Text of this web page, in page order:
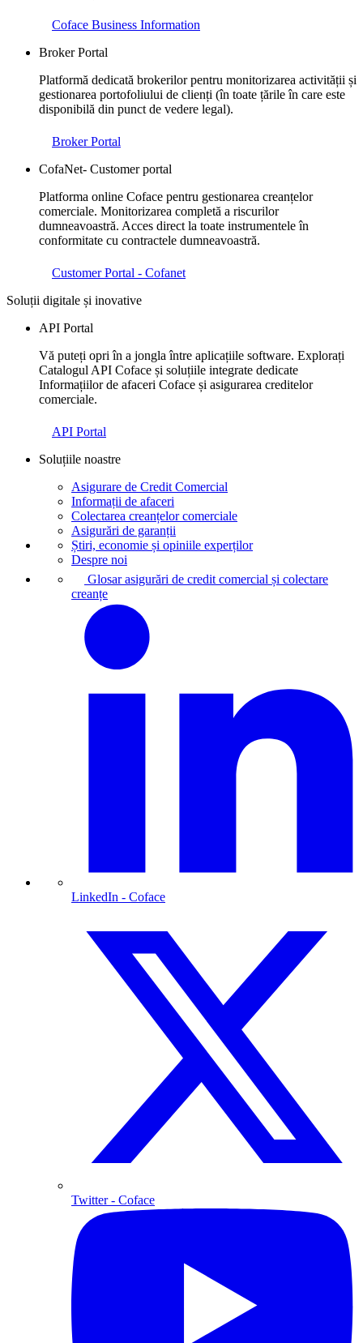
Coface Business Information
Broker Portal
Platformă dedicată brokerilor pentru monitorizarea activității și
gestionarea portofoliului de clienți (în toate țările în care este
disponibilă din punct de vedere legal).
Broker Portal
CofaNet- Customer portal
Platforma online Coface pentru gestionarea creanțelor
comerciale. Monitorizarea completă a riscurilor
dumneavoastră. Acces direct la toate instrumentele în
conformitate cu contractele dumneavoastră.
Customer Portal - Cofanet
Soluții digitale și inovative
API Portal
Vă puteți opri în a jongla între aplicațiile software. Explorați
Catalogul API Coface și soluțiile integrate dedicate
Informațiilor de afaceri Coface și asigurarea creditelor
comerciale.
API Portal
Soluțiile noastre
Asigurare de Credit Comercial
Informații de afaceri
Colectarea creanțelor comerciale
Asigurări de garanții
Știri, economie și opiniile experților
Despre noi
Glosar asigurări de credit comercial și colectare
creanțe
LinkedIn - Coface
Twitter- Coface